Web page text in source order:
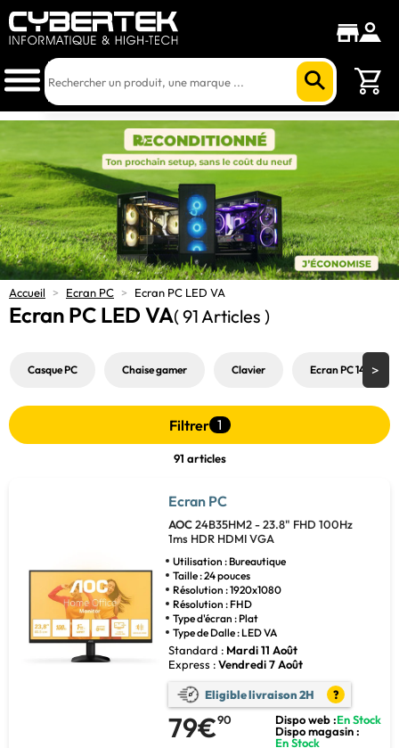
Accueil > Ecran PC > Ecran PC LED VA
Ecran PC LED VA( 91 Articles )
Casque PC Chaise gamer Clavier Ecran PC 144Hz
Filtrer 1
91 articles
Ecran PC
AOC24B35HM2 - 23.8" FHD 100Hz
1ms HDR HDMI VGA
Utilisation : Bureautique
Taille : 24 pouces
Résolution : 1920x1080
Résolution : FHD
Type d'écran : Plat
Type de Dalle : LED VA
Standard : Mardi 11 Août
Express :Vendredi 7 Août
Eligible livraison 2H ?
79€90 Dispo web :En Stock
Dispo magasin :
En Stock